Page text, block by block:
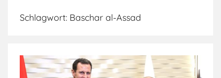
Schlagwort: Baschar al-Assad